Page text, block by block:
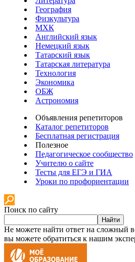
География
Физкультура
МХК
Английский язык
Немецкий язык
Татарский язык
Татарская литература
Технология
Экономика
ОБЖ
Астрономия
Объявления репетиторов
Каталог репетиторов
Бесплатная регистрация
Полезное
Педагогическое сообщество
Учителю о сайте
Тесты для ЕГЭ и ГИА
Уроки по профориентации
Поиск по сайту
Найти
Не можете найти ответ на сложный
вы можете обратиться к нашим